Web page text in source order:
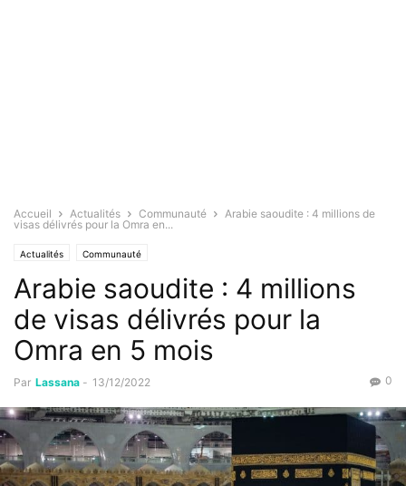
Accueil Actualités Communauté
Arabie saoudite : 4 millions de
visas délivrés pour la Omra en...
Actualités Communauté
Arabie saoudite : 4 millions
de visas délivrés pour la
Omra en 5 mois
Par Lassana - 13/12/2022 0